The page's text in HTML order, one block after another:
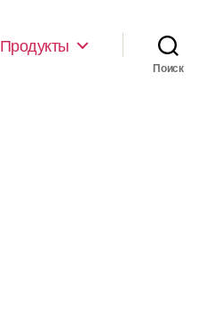
Продукты
Поиск